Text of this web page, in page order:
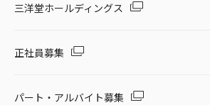
三洋堂ホールディングス
正社員募集
パート・アルバイト募集